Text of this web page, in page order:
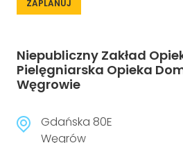
ZAPLANUJ
Niepubliczny Zakład
Pielęgniarska Opieka
Węgrowie
Gdańska 80E
Węgrów